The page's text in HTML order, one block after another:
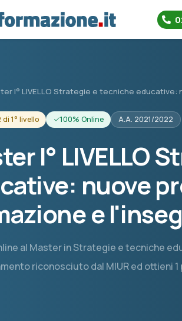
I° LIVELLO Strategie e tecniche
di 1° livello 100% Online A.A. 2021/2022
I° LIVELLO
nuove
e
al Master in Strategie e tecniche
riconosciuto dal MIUR ed ottieni